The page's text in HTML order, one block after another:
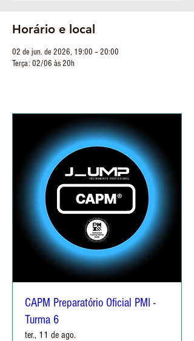
Horário e local
02 de jun. de 2026, 19:00 – 20:00
Terça: 02/06 às 20h
CAPM Preparatório Oficial PMI -
Turma 6
ter., 11 de ago.